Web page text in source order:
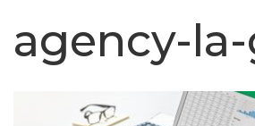
agency-la-